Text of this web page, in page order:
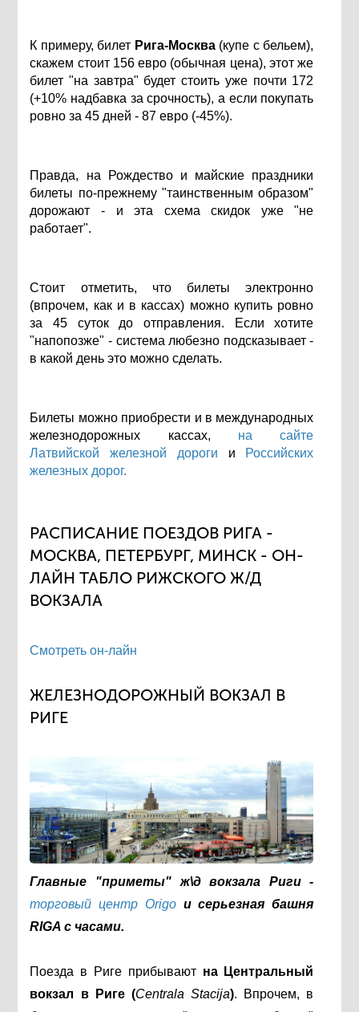
К примеру, билет Рига-Москва(купе с бельем),
скажем стоит 156 евро (обычная цена), этот же
билет "на завтра" будет стоить уже почти 172
(+10% надбавка за срочность), а если покупать
ровно за 45 дней - 87 евро (-45%).
Правда, на Рождество и майские праздники
билеты по-прежнему "таинственным образом"
дорожают - и эта схема скидок уже "не
работает".
Стоит отметить, что билеты электронно
(впрочем, как и в кассах) можно купить ровно
за 45 суток до отправления. Если хотите
"напопозже" - система любезно подсказывает -
в какой день это можно сделать.
Билеты можно приобрести и в международных
железнодорожных кассах, на сайте
Латвийской железной дороги
и
Российских
железных дорог.
РАСПИСАНИЕ ПОЕЗДОВ РИГА -
МОСКВА, ПЕТЕРБУРГ, МИНСК - ОН-
ЛАЙН ТАБЛО РИЖСКОГО Ж/Д
ВОКЗАЛА
Смотреть он-лайн
ЖЕЛЕЗНОДОРОЖНЫЙ ВОКЗАЛ В
РИГЕ
Главные "приметы" ж\д вокзала Риги -
торговый центр Origoи серьезная башня
RIGA с часами.
Поезда в Риге прибывают на Центральный
вокзал в Риге (Centrala Stacija). Впрочем, в